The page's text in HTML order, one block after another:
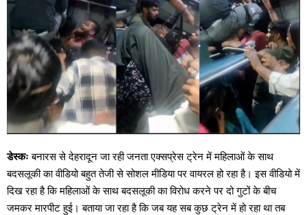
डेस्कः बनारस से देहरादून जा रही जनता एक्सप्रेस ट्रेन में महिलाओं के साथ
बदसलूकी का वीडियो बहुत तेजी से सोशल मीडिया पर वायरल हो रहा है। इस वीडियो में
दिख रहा है कि महिलाओं के साथ बदसलूकी का विरोध करने पर दो गुटों के बीच
जमकर मारपीट हुई। बताया जा रहा है कि जब यह सब कुछ ट्रेन में हो रहा था तब